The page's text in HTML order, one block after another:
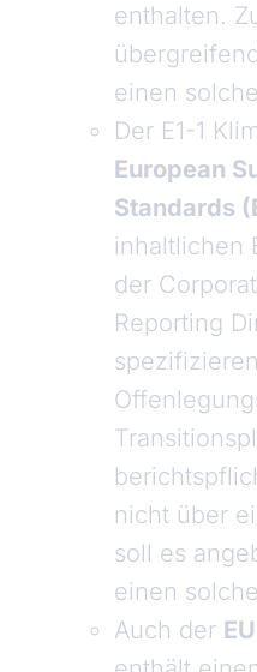
enthalten.
einen
Der E1-1
European
Standards
inhaltlichen
der
Reporting
nicht über
soll es
einen
Auch der